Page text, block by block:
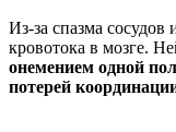
Из-за спазма сосудов
кровотока в мозге.
онемением одной
потерей